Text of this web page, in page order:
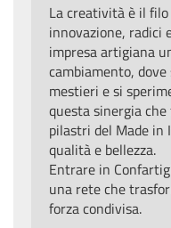
La creatività è il
innovazione, radici
impresa artigiana
cambiamento,
mestieri e si
questa sinergia
pilastri del Made in
qualità e bellezza.
Entrare in
una rete che
forza condivisa.